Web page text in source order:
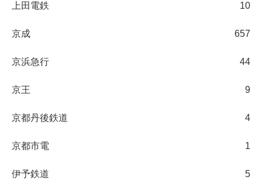
上田電鉄 10
京成 657
京浜急行 44
京王 9
京都丹後鉄道 4
京都市電 1
伊予鉄道 5